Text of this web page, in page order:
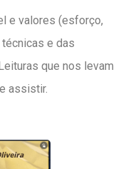
e valores (esforço,
e das
que nos levam
assistir.